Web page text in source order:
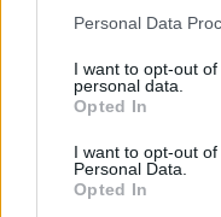
Personal Data
I want to opt-out
personal data.
Opted In
I want to opt-out
Personal Data.
Opted In
immagine ma al 99%
i procuratori c'era un
per i loro assistiti".
Le è piaciuta la